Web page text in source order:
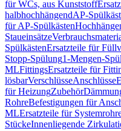
für WCs, aus Kunststoff
halbhochhängendAP-
für AP-Spülkästen
Staueinsätze
SpülkästenErsatzteile für
Stopp-Spülung1-Mengen-
MLFittingsErsatzteile für
lösbarVerschlüsseAnschlüsse
für HeizungZubehör
RohreBefestigungen für
MLErsatzteile für
StückeInnenliegende